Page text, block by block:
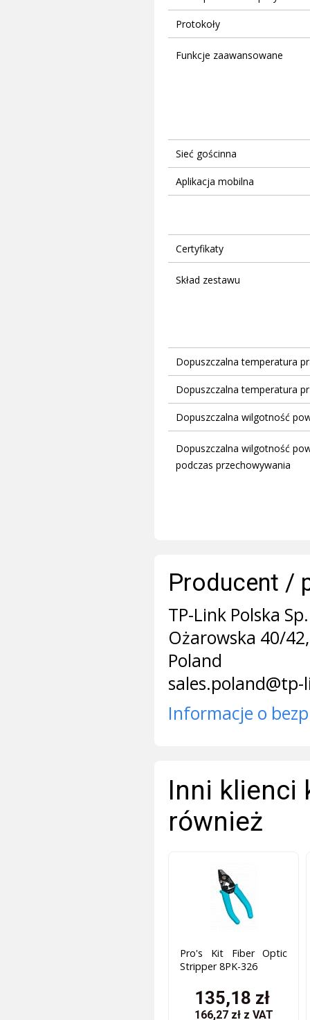
Protokoły
Funkcje zaawansowane
Sieć gościnna
Aplikacja mobilna
Certyfikaty
Skład zestawu
Dopuszczalna temperatura
Dopuszczalna temperatura
Dopuszczalna wilgotność
Dopuszczalna wilgotność
podczas przechowywania
Producent /
TP-Link Polska
Ożarowska 40/
Poland
Informacje o
Inni klienci
również
Pro's Kit Fiber Optic
Stripper 8PK-326
135,18 zł
166,27 zł z VAT